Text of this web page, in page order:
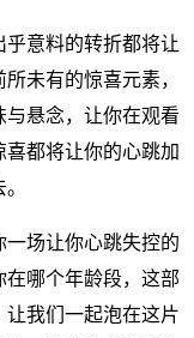
意料的转折都将让
未有的惊喜元素，
悬念，让你在观看
都将让你的心跳加
一场让你心跳失控的
哪个年龄段，这部
我们一起泡在这片